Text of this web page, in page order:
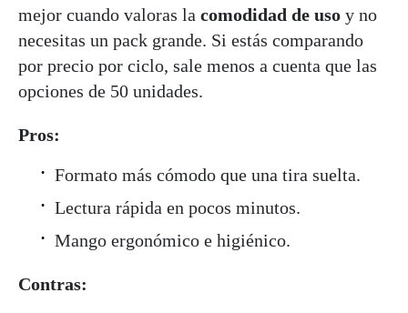
mejor cuando valoras la comodidad de uso y no
necesitas un pack grande. Si estás comparando
por precio por ciclo, sale menos a cuenta que las
opciones de 50 unidades.
Pros:
Formato más cómodo que una tira suelta.
Lectura rápida en pocos minutos.
Mango ergonómico e higiénico.
Contras: